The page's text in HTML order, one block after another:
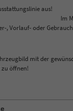
die
, Vorlauf- oder
mit der
öffnen!